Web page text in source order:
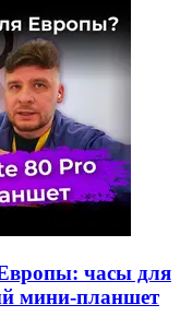
часы для
мини-планшет